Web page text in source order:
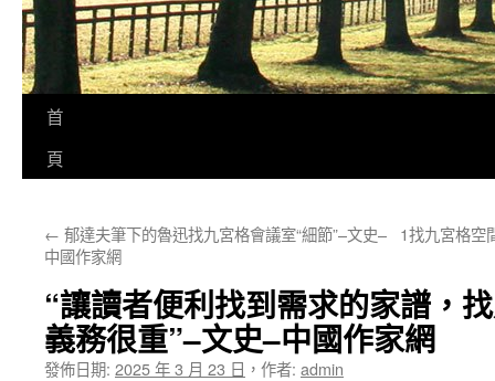
首
頁
← 郁達夫筆下的魯迅找九宮格會議室“細節”–文史–
中國作家網
1找九宮格空
“讓讀者便利找到需求的家譜，
義務很重”–文史–中國作家網
發佈日期: 2025 年 3 月 23 日 ， 作者: admin